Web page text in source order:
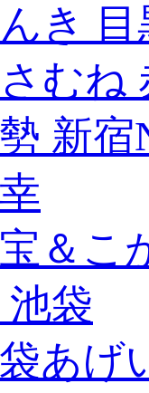
き
むね
新宿
＆こ
袋
あげ